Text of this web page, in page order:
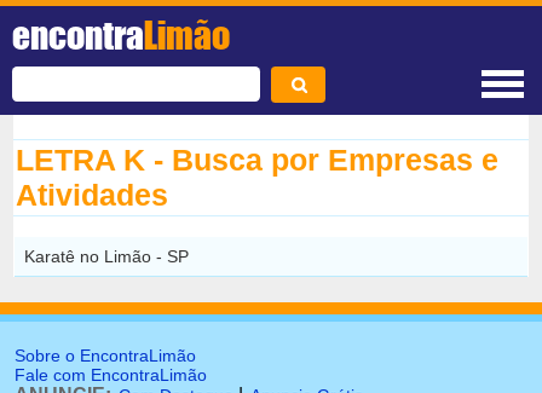
encontraLimão
LETRA K - Busca por Empresas e
Atividades
Karatê no Limão - SP
Sobre o EncontraLimão
Fale com EncontraLimão